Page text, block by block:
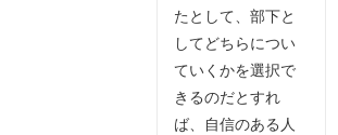
たとして、部下と
してどちらについ
ていくかを選択で
きるのだとすれ
ば、自信のある人